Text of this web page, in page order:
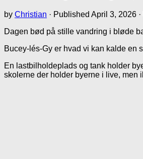
by Christian · Published April 3, 2026
Dagen bød på stille vandring i bløde
Bucey-lés-Gy er hvad vi kan kalde en
En lastbilholdeplads og tank holder
skolerne der holder byerne i live, men